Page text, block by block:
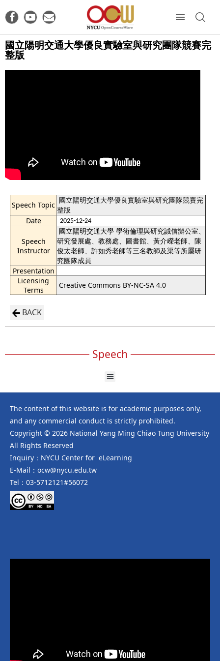
國立陽明交通大學優良實驗室與研究團隊競賽完
整版
Speech Topic
國立陽明交通大學優良實驗室與研究團隊競賽完
整版
Date
2025-12-24
Speech
Instructor
國立陽明交通大學 學術倫理與研究誠信辦公室、
研究發展處、教務處、圖書館、黃介嶸老師、陳
俊太老師、許如秀老師等三名教師及渠等所屬研
究團隊成員
Presentation
Licensing
Terms
Creative Commons BY-NC-SA 4.0
BACK
Speech
The content of this website is for academic purposes only,
and any commercial conduct is strictly prohibited.
Copyright © 2026 National Yang Ming Chiao Tung University
All Rights Reserved
Inquiry：NYCU Center for eLearning
E-Mail：ocw@nycu.edu.tw
Tel：03-5712121#56072